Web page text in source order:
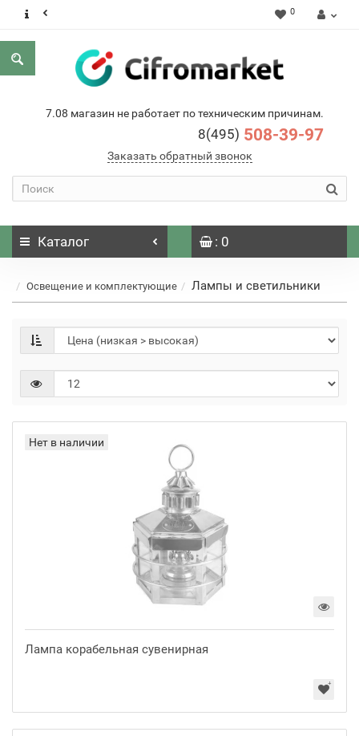
0
7.08 магазин не работает по техническим причинам.
8(495) 508-39-97
Заказать обратный звонок
Каталог : 0
Освещение и комплектующие Лампы и светильники
Нет в наличии
Лампа корабельная сувенирная